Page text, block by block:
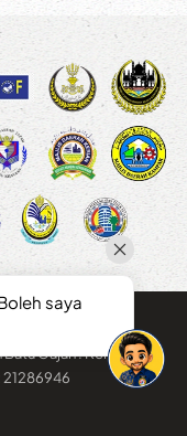
Gajah . Kemaskini :
saya